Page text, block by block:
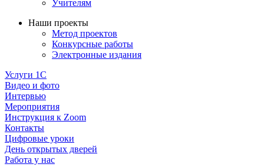
Учителям
Наши проекты
Метод проектов
Конкурсные работы
Электронные издания
Услуги 1C
Видео и фото
Интервью
Мероприятия
Инструкция к Zoom
Контакты
Цифровые уроки
День открытых дверей
Работа у нас